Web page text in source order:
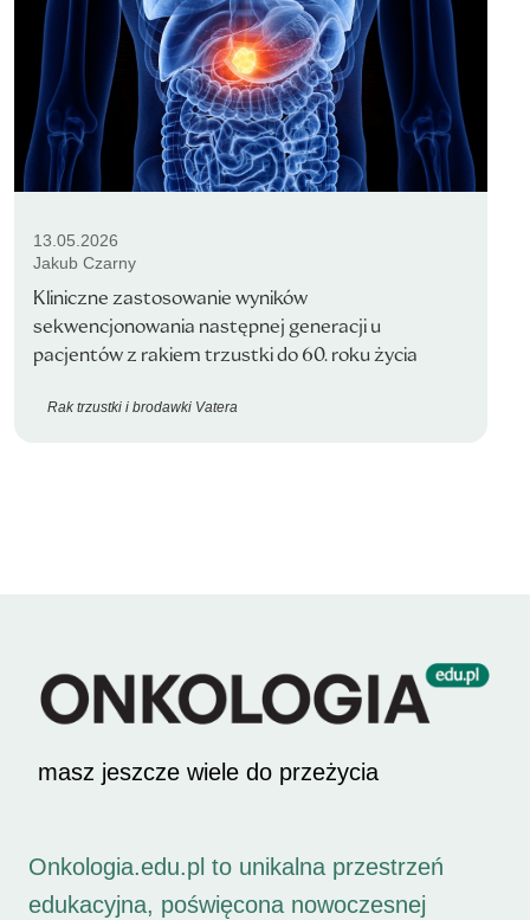
13.05.2026
Jakub Czarny
Kliniczne zastosowanie wyników
sekwencjonowania następnej generacji u
pacjentów z rakiem trzustki do 60. roku życia
Rak trzustki i brodawki Vatera
masz jeszcze wiele do przeżycia
Onkologia.edu.pl to unikalna przestrzeń
edukacyjna, poświęcona nowoczesnej